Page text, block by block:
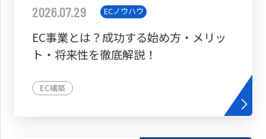
2026.07.29 ECノウハウ
EC事業とは？成功する始め方・メリッ
ト・将来性を徹底解説！
EC構築